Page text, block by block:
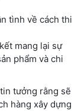
tình về cách thi
mang lại sự
phẩm và chi
tưởng rằng sẽ
hàng xây dựng